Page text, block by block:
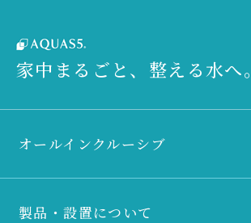
家中まるごと、整える水へ。
オールインクルーシブ
製品・設置について